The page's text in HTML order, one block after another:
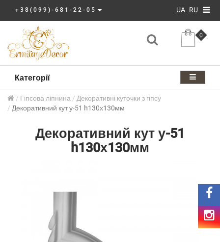
+38(099)-681-22-05 UA RU
0
Категорії
Гіпсова ліпнина
Декоративні куточки з гіпсу
Декоративний кут у-51 h130х130мм
Декоративний кут у-51
h130х130мм